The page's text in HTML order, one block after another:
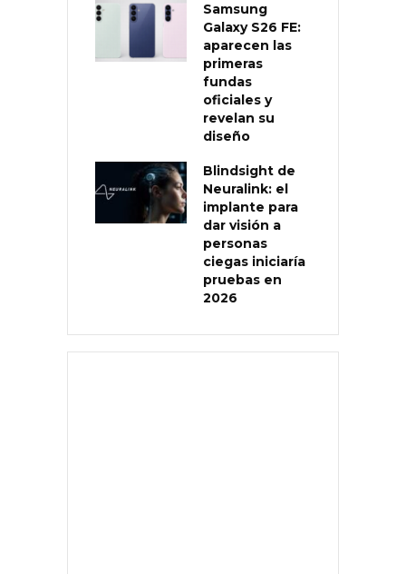
Samsung
Galaxy S26 FE:
aparecen las
primeras
fundas
oficiales y
revelan su
diseño
Blindsight de
Neuralink: el
implante para
dar visión a
personas
ciegas iniciaría
pruebas en
2026